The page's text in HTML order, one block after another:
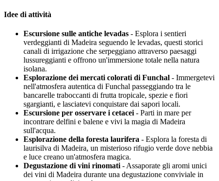
Idee di attività
Escursione sulle antiche levadas - Esplora i sentieri
verdeggianti di Madeira seguendo le levadas, questi storici
canali di irrigazione che serpeggiano attraverso paesaggi
lussureggianti e offrono un'immersione totale nella natura
isolana.
Esplorazione dei mercati colorati di Funchal - Immergetevi
nell'atmosfera autentica di Funchal passeggiando tra le
bancarelle traboccanti di frutta tropicale, spezie e fiori
sgargianti, e lasciatevi conquistare dai sapori locali.
Escursione per osservare i cetacei - Parti in mare per
incontrare delfini e balene e vivi la magia di Madeira
sull'acqua.
Esplorazione della foresta laurifera - Esplora la foresta di
laurisilva di Madeira, un misterioso rifugio verde dove nebbia
e luce creano un'atmosfera magica.
Degustazione di vini rinomati - Assaporate gli aromi unici
dei vini di Madeira durante una degustazione conviviale in